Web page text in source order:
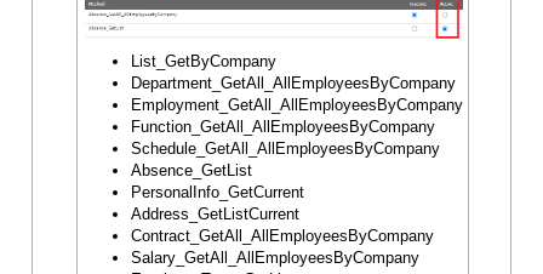
List_GetByCompany
Department_GetAll_AllEmployeesByCompany
Employment_GetAll_AllEmployeesByCompany
Function_GetAll_AllEmployeesByCompany
Schedule_GetAll_AllEmployeesByCompany
Absence_GetList
PersonalInfo_GetCurrent
Address_GetListCurrent
Contract_GetAll_AllEmployeesByCompany
Salary_GetAll_AllEmployeesByCompany